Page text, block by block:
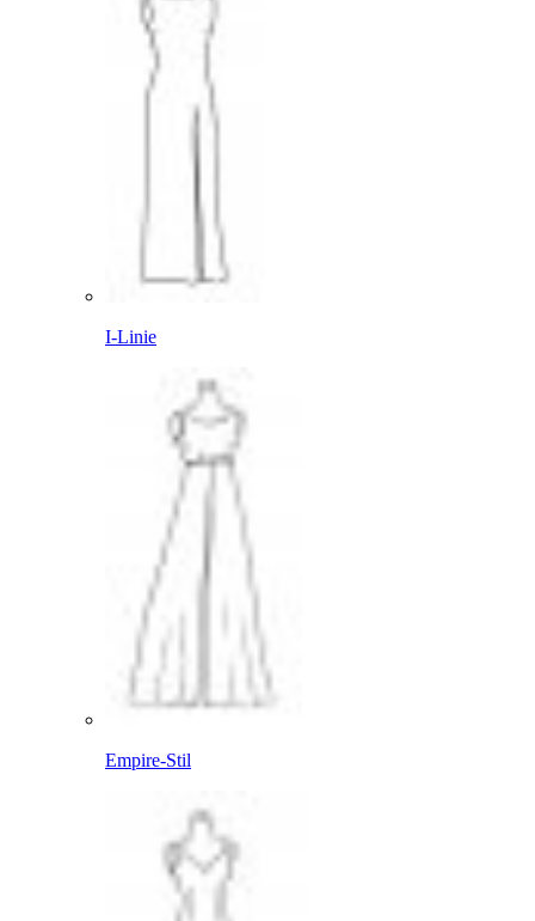
I-Linie
Empire-Stil